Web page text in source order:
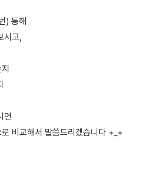
) 통해
시고,
면
비교해서 말씀드리겠습니다 +_+